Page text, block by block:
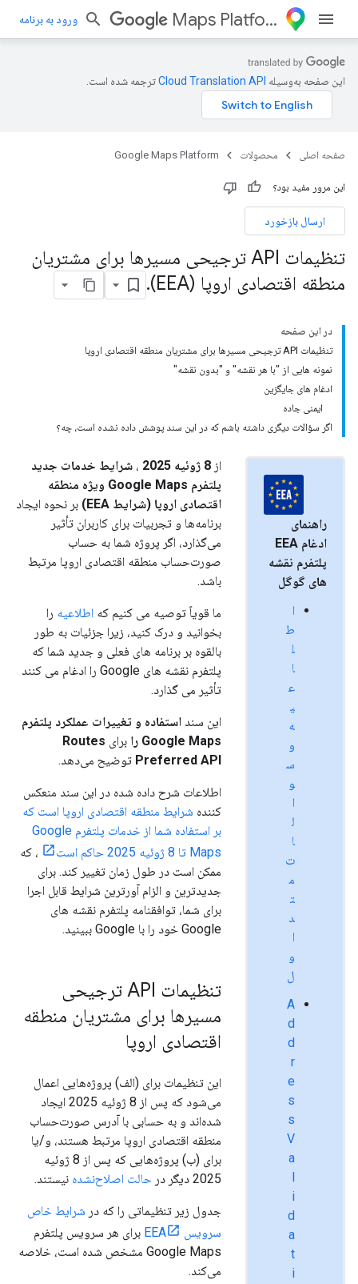
Maps Platform ورود به برنامه
این صفحه به‌وسیله ترجمه شده است.
صفحه اصلی محصولات Google Maps Platform
این مرور مفید بود؟
ارسال بازخورد
تنظیمات API ترجیحی مسیرها برای مشتریان
منطقه اقتصادی اروپا (EEA)
.
در این صفحه
تنظیمات API ترجیحی مسیرها برای مشتریان منطقه اقتصادی اروپا
نمونه هایی از "با هر نقشه" و "بدون نقشه"
ادغام های جایگزین
ایمنی جاده
اگر سؤالات دیگری داشته باشم که در این سند پوشش داده نشده است، چه؟
راهنمای
ادغام EEA
پلتفرم نقشه
های گوگل
ا
ط
ل
ا
ع
ی
ه
و
س
و
ا
ل
ا
ت
م
ت
د
ا
و
ل
A
d
d
r
e
s
s
V
a
l
i
d
a
t
i
از 8 ژوئیه 2025 ، شرایط خدمات جدید
پلتفرم Google Maps ویژه منطقه
اقتصادی اروپا (شرایط EEA)
بر نحوه ایجاد
برنامه‌ها و تجربیات برای کاربران تأثیر
می‌گذارد، اگر پروژه شما به حساب
صورت‌حساب منطقه اقتصادی اروپا مرتبط
باشد.
ما قویاً توصیه می کنیم که اطلاعیه را
بخوانید و درک کنید، زیرا جزئیات به طور
بالقوه بر برنامه های فعلی و جدید شما که
پلتفرم نقشه های Google را ادغام می کنند
تأثیر می گذارد.
این سند استفاده و تغییرات عملکرد پلتفرم
Google Maps را
برای Routes
Preferred API توضیح می‌دهد.
اطلاعات شرح داده شده در این سند منعکس
کننده شرایط منطقه اقتصادی اروپا است که
بر استفاده شما از خدمات پلتفرم Google
Maps تا 8 ژوئیه 2025 حاکم است
، که
ممکن است در طول زمان تغییر کند. برای
جدیدترین و الزام آورترین شرایط قابل اجرا
برای شما، توافقنامه پلتفرم نقشه های
Google خود را با Google ببینید.
تنظیمات API ترجیحی
مسیرها برای مشتریان منطقه
اقتصادی اروپا
این تنظیمات برای (الف) پروژه‌هایی اعمال
می‌شود که پس از 8 ژوئیه 2025 ایجاد
شده‌اند و به حسابی با آدرس صورت‌حساب
منطقه اقتصادی اروپا مرتبط هستند، و/یا
برای (ب) پروژه‌هایی که پس از 8 ژوئیه
2025 دیگر در
حالت اصلاح‌نشده نیستند.
جدول زیر تنظیماتی را که در شرایط خاص
سرویس EEA
برای هر سرویس پلتفرم
Google Maps مشخص شده است، خلاصه
می‌کند.